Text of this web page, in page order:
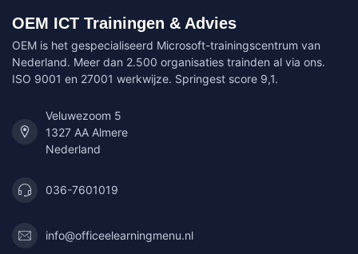
OEM ICT Trainingen & Advies
OEM is het gespecialiseerd Microsoft-trainingscentrum van
Nederland. Meer dan 2.500 organisaties trainden al via ons.
ISO 9001 en 27001 werkwijze. Springest score 9,1.
Veluwezoom 5
1327 AA Almere
Nederland
036-7601019
info@officeelearningmenu.nl